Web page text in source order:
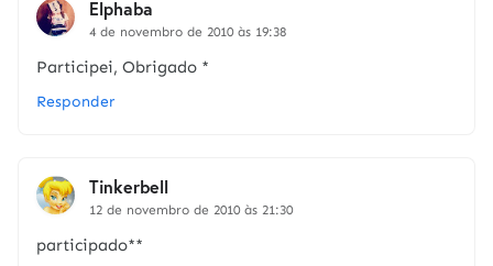
Elphaba
4 de novembro de 2010 às 19:38
Participei, Obrigado *
Responder
Tinkerbell
12 de novembro de 2010 às 21:30
participado**